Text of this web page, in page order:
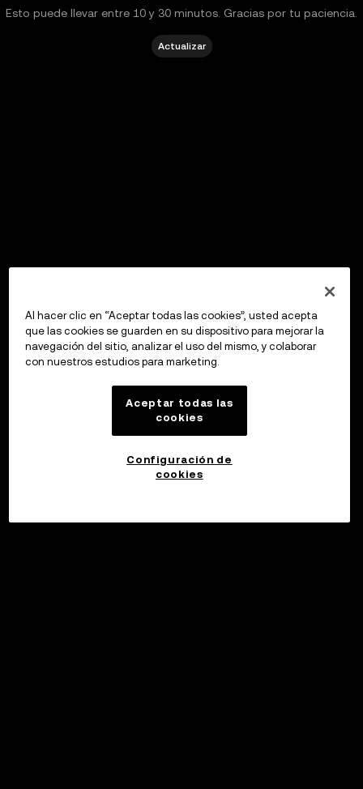
Esto puede llevar entre 10 y 30 minutos. Gracias por tu paciencia.
Actualizar
Al hacer clic en “Aceptar todas las cookies”, usted acepta
que las cookies se guarden en su dispositivo para mejorar la
navegación del sitio, analizar el uso del mismo, y colaborar
con nuestros estudios para marketing.
Aceptar todas las
cookies
Configuración de
cookies